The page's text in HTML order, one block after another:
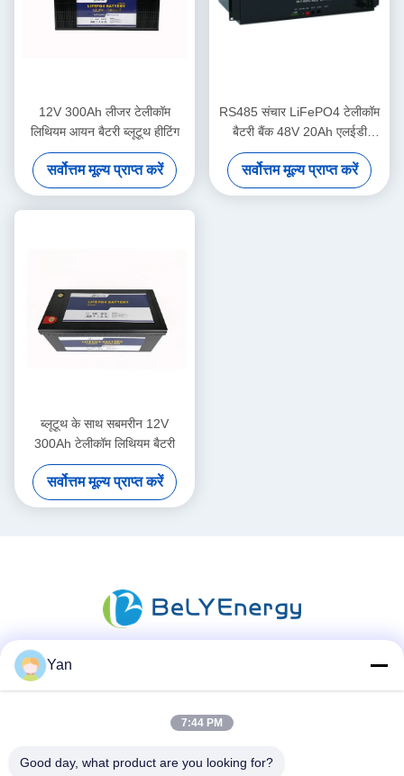
12V 300Ah लीजर टेलीकॉम
लिथियम आयन बैटरी ब्लूटूथ हीटिंग
सर्वोत्तम मूल्य प्राप्त करें
RS485 संचार LiFePO4 टेलीकॉम
बैटरी बैंक 48V 20Ah एलईडी
संकेतक के साथ
सर्वोत्तम मूल्य प्राप्त करें
ब्लूटूथ के साथ सबमरीन 12V
300Ah टेलीकॉम लिथियम बैटरी
सर्वोत्तम मूल्य प्राप्त करें
त्वरित संपर्क
Yan
7:44 PM
Good day, what product are you looking for?